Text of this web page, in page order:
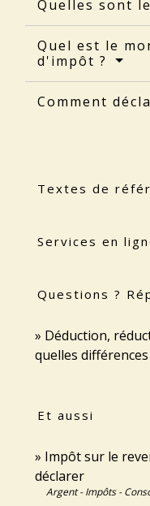
Quelles sont
Quel est le
d'impôt ?
Comment
Textes de
Services en
Questions ?
Déduction,
quelles différences
Et aussi
Impôt sur le
déclarer
Argent - Impôts -